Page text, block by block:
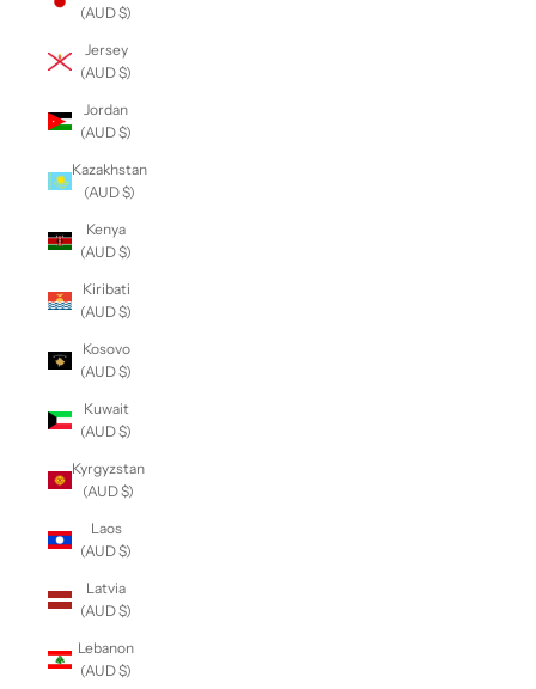
(AUD $)
Jersey
(AUD $)
Jordan
(AUD $)
Kazakhstan
(AUD $)
Kenya
(AUD $)
Kiribati
(AUD $)
Kosovo
(AUD $)
Kuwait
(AUD $)
Kyrgyzstan
(AUD $)
Laos
(AUD $)
Latvia
(AUD $)
Lebanon
(AUD $)